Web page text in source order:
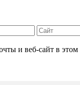
и веб-сайт в